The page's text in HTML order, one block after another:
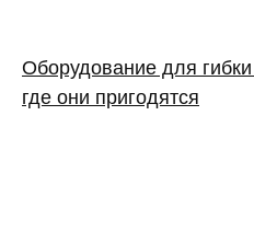
Оборудование для
где они пригодятся